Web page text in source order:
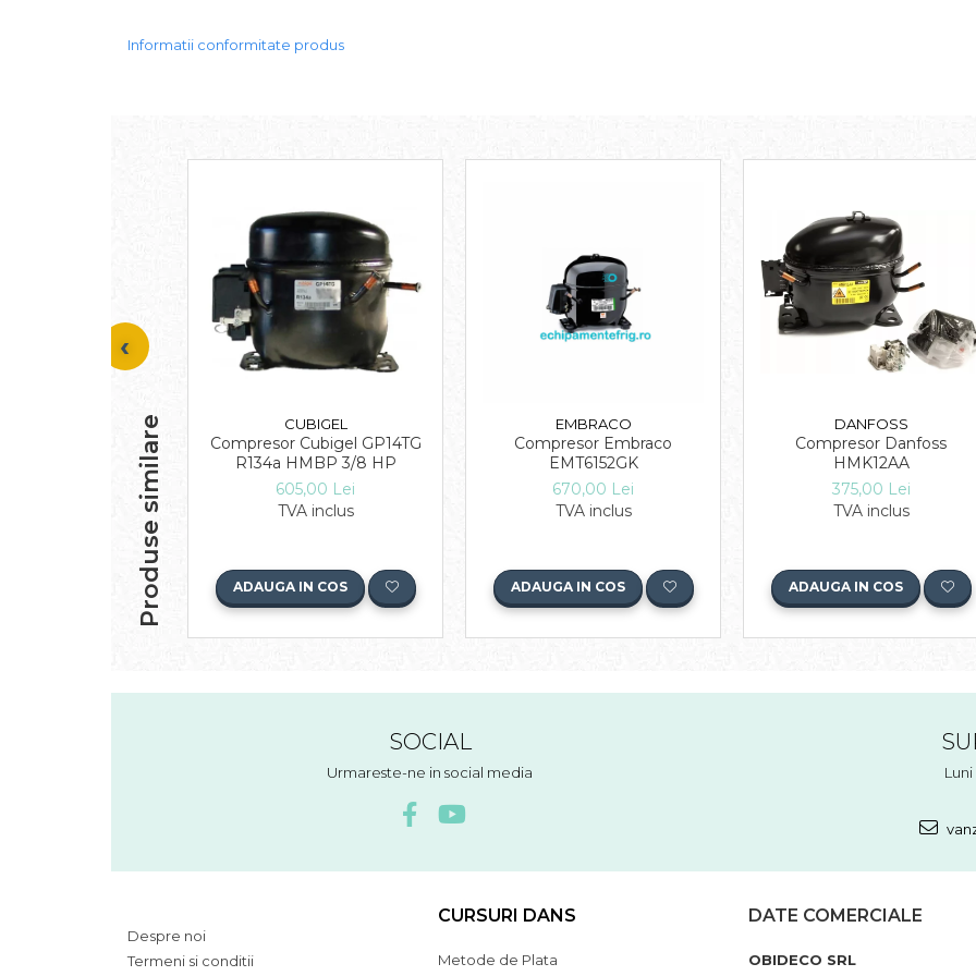
Informatii conformitate produs
Produse similare CUBIGEL
Compresor Cubigel GP14TG
R134a HMBP 3/8 HP
605,00 Lei
TVA inclus
ADAUGA IN COS
EMBRACO
Compresor Embraco
EMT6152GK
670,00 Lei
TVA inclus
ADAUGA IN COS
DANFOSS
Compresor Danfoss
HMK12AA
375,00 Lei
TVA inclus
ADAUGA IN COS
SOCIAL
Urmareste-ne in social media
Despre noi
Termeni si conditii
CURSURI DANS
Metode de Plata
DATE COMERCIALE
OBIDECO SRL